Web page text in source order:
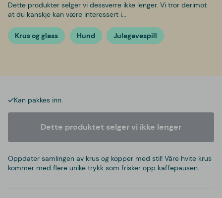
Dette produkter selger vi dessverre ikke lenger. Vi tror derimot
at du kanskje kan være interessert i...
Krus og glass Hund Julegavespill
Kan pakkes inn
Dette produktet selger vi ikke lenger
Oppdater samlingen av krus og kopper med stil! Våre hvite krus
kommer med flere unike trykk som frisker opp kaffepausen.